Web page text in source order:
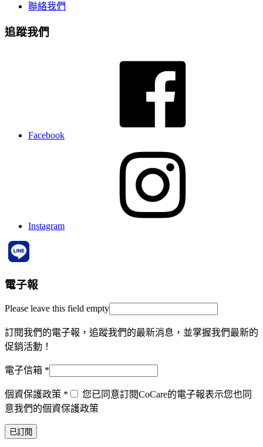
聯絡我們
追蹤我們
Facebook
Instagram
電子報
Please leave this field empty
訂閱我們的電子報，追蹤我們的最新消息，並掌握我們最新的
促銷活動！
電子信箱 *
個資保護政策 *
您已同意訂閱CoCare的電子報表示您也同
意我們的個資保護政策